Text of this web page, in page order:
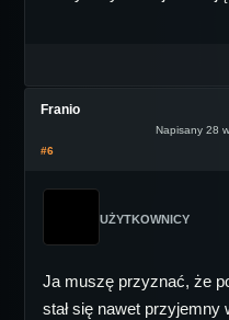
Franio
Napisany 28
#6
UŻYTKOWNICY
Ja muszę przyznać, że
stał się nawet